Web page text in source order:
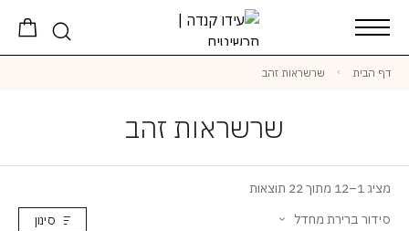
דף הבית שרשראות זהב
שרשראות זהב
מציג 1–12 מתוך 22 תוצאות
סידור ברירת מחדל
סינון